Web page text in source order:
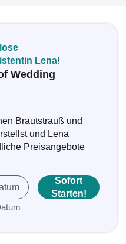
Lena!
Wedding
Brautstrauß und
und Lena
Preisangebote
Sofort
Starten!